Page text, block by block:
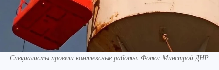
Специалисты провели комплексные работы. Фото: Минстрой ДНР